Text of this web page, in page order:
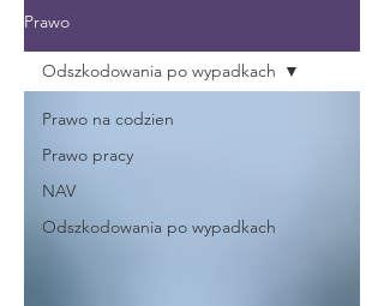
Prawo
Prawo na codzien
Prawo pracy
NAV
Odszkodowania po wypadkach
Odszkodowania po wypadkach